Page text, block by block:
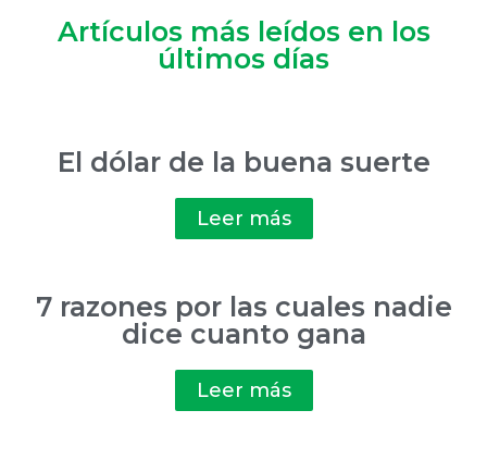
Artículos más leídos en los
últimos días
El dólar de la buena suerte
Leer más
7 razones por las cuales nadie
dice cuanto gana
Leer más